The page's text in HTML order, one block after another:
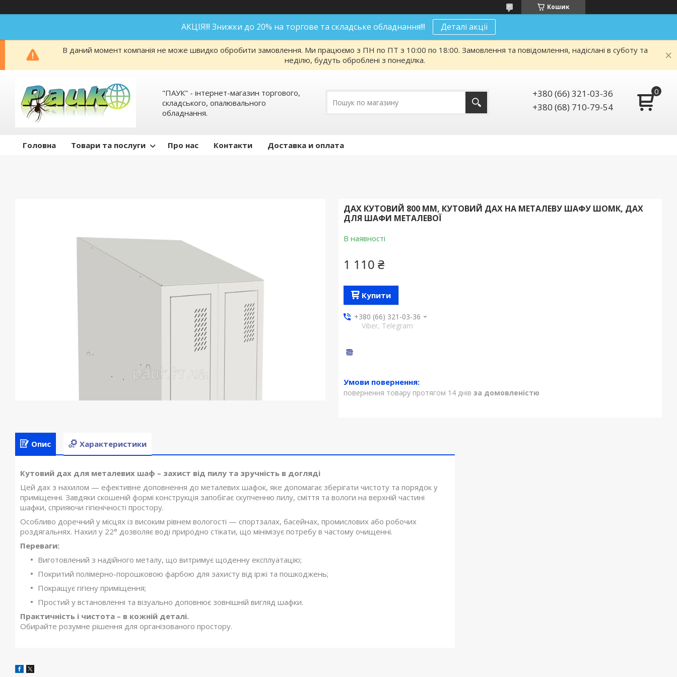
Кошик
АКЦІЯ!!! Знижки до 20% на торгове та складське обладнання!!! Деталі акції
В даний момент компанія не може швидко обробити замовлення. Ми працюємо з ПН по ПТ з 10:00 по 18:00. Замовлення та повідомлення, надіслані в суботу та
неділю, будуть оброблені з понеділка.
"ПАУК" - інтернет-магазин торгового,
складського, опалювального
обладнання.
+380 (66) 321-03-36
+380 (68) 710-79-54
Головна Товари та послуги Про нас Контакти Доставка и оплата
ДАХ КУТОВИЙ 800 ММ, КУТОВИЙ ДАХ НА МЕТАЛЕВУ ШАФУ ШОМК, ДАХ
ДЛЯ ШАФИ МЕТАЛЕВОЇ
В наявності
1 110 ₴
Купити
+380 (66) 321-03-36
Viber, Telegram
повернення товару протягом 14 днів за домовленістю
Опис Характеристики
Кутовий дах для металевих шаф – захист від пилу та зручність в догляді
Цей дах з нахилом — ефективне доповнення до металевих шафок, яке допомагає зберігати чистоту та порядок у
приміщенні. Завдяки скошеній формі конструкція запобігає скупченню пилу, сміття та вологи на верхній частині
шафки, сприяючи гігієнічності простору.
Особливо доречний у місцях із високим рівнем вологості — спортзалах, басейнах, промислових або робочих
роздягальнях. Нахил у 22° дозволяє воді природно стікати, що мінімізує потребу в частому очищенні.
Переваги:
Виготовлений з надійного металу, що витримує щоденну експлуатацію;
Покритий полімерно-порошковою фарбою для захисту від іржі та пошкоджень;
Покращує гігієну приміщення;
Простий у встановленні та візуально доповнює зовнішній вигляд шафки.
Практичність і чистота – в кожній деталі.
Обирайте розумне рішення для організованого простору.